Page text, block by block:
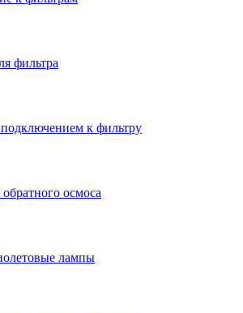
фильтра
к фильтру
осмоса
лампы